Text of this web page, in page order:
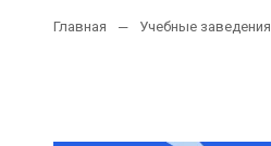
Главная Учебные заведения